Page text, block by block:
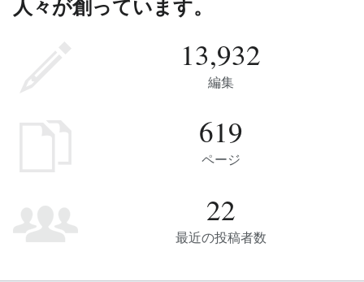
人々が創っています。
13,932
編集
619
ページ
22
最近の投稿者数